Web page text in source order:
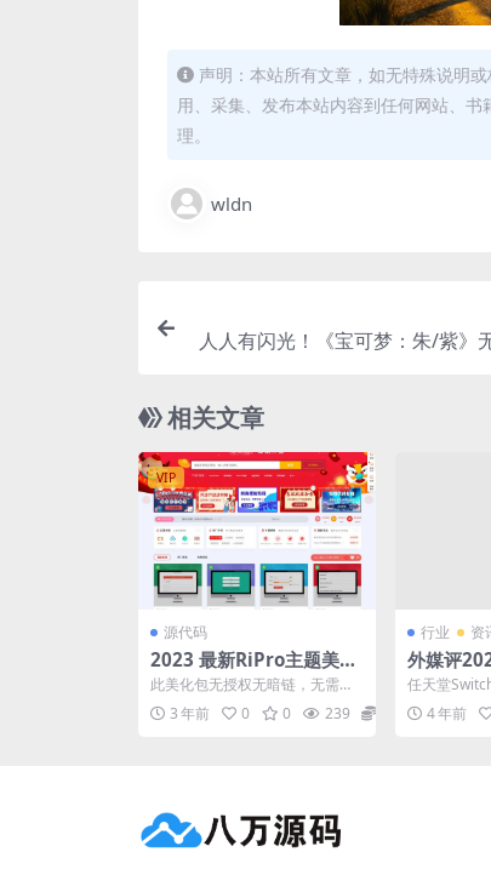
声明：本站所有文章，如无特殊说明
用、采集、发布本站内容到任何网站、
理。
wldn
人人有闪光！《宝可梦：朱/紫》
相关文章
VIP
源代码
2023 最新RiPro主题美化
高端设计素材视频资源素
材下载子主题模板源码
此美化包无授权无暗链，无需修
改原主题代码，使用本美化包前
请先下载最新RiPro主...
3 年前 0 0 239
行业 资
外媒评
戏：《宝
姐3》在列
任天堂
了，每年都
S。那么今
4 年前